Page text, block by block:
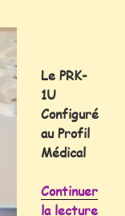
Le PRK-
1U
Configuré
au Profil
Médical
Continuer
la lecture